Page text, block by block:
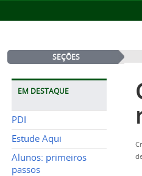
SEÇÕES
EM DESTAQUE
PDI
Estude Aqui
Alunos: primeiros
passos